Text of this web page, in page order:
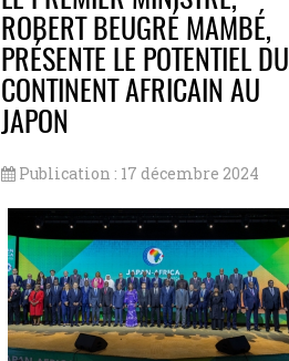
ROBERT BEUGRÉ MAMBÉ,
PRÉSENTE LE POTENTIEL DU
CONTINENT AFRICAIN AU
JAPON
Publication : 17 décembre 2024